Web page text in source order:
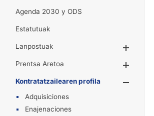
Agenda 2030 y ODS
Estatutuak
Lanpostuak
Prentsa Aretoa
Kontratatzailearen profila
Adquisiciones
Enajenaciones